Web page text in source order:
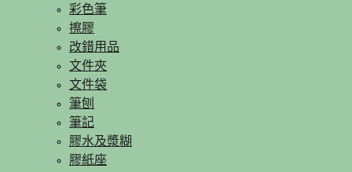
彩色筆
擦膠
改錯用品
文件夾
文件袋
筆刨
筆記
膠水及漿糊
膠紙座